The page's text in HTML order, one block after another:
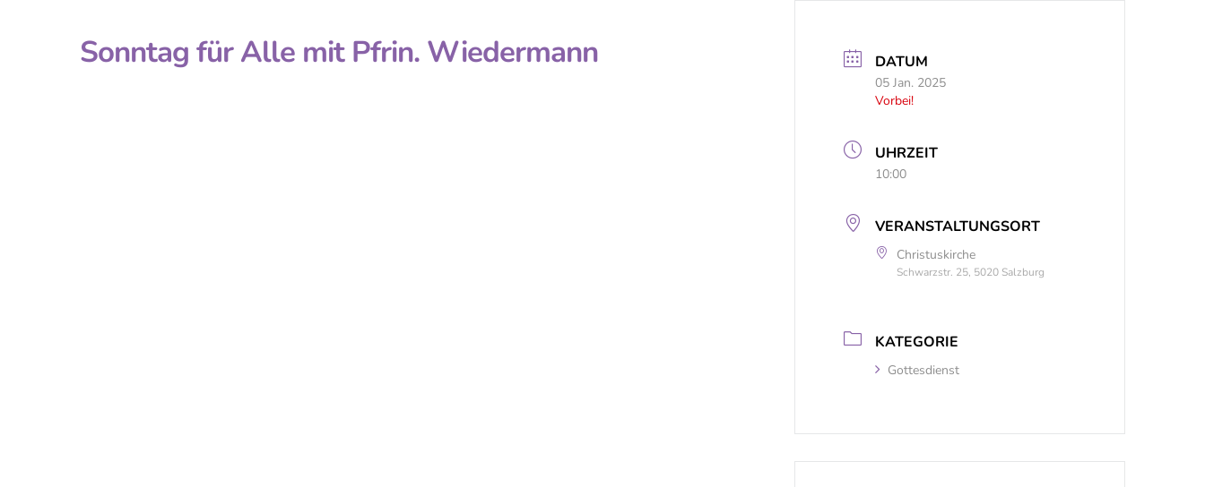
Sonntag für Alle mit Pfrin. Wiedermann DATUM
05 Jan. 2025
Vorbei!
UHRZEIT
10:00
VERANSTALTUNGSORT
Christuskirche
Schwarzstr. 25, 5020 Salzburg
KATEGORIE
Gottesdienst